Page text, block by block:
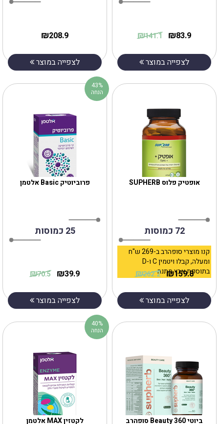
208.9
₪
לצפייה במוצר
83.9
₪
141.1
₪
לצפייה במוצר
פרוביוטיק Basic אלטמן
25 כמוסות
39.9
₪
70.5
₪
לצפייה במוצר
43%
הנחה
אופטיק פלוס SUPHERB
72 כמוסות
קנו מוצרי סופהרב ב-269 ש"ח
ומעלה, קבלו ויטמין C ו-D
בתוספת אבץ מתנה
159.8
₪
262.2
₪
לצפייה במוצר
לקטזין MAX אלטמן
40%
הנחה
ביוטי Beauty 360 סופהרב